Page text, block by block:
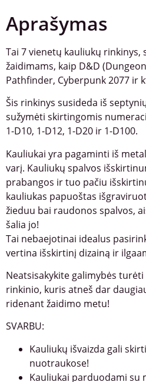
Aprašymas
Tai 7 vienetų kauliukų rinkinys,
žaidimams, kaip D&D
Pathfinder, Cyberpunk 2077 ir
Šis rinkinys susideda iš
sužymėti skirtingomis
1-D10, 1-D12, 1-D20 ir 1-D100.
Kauliukai yra pagaminti iš
varį. Kauliukų spalvos
prabangos ir tuo pačiu
kauliukas papuoštas
žieduu bai raudonos spalvos,
šalia jo!
Tai nebaejotinai idealus
vertina išskirtinį dizainą ir
Neatsisakykite galimybės
rinkinio, kuris atneš dar
ridenant žaidimo metu!
SVARBU:
Kauliukų išvaizda gali
nuotraukose!
Kauliukai parduodami su